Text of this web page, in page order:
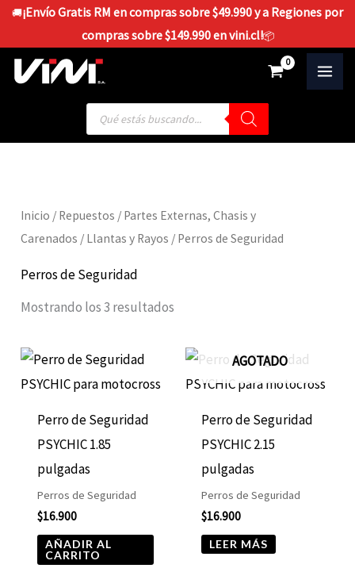
contenido
🚚¡Envío Gratis RM en compras sobre $49.990 y a Regiones por
compras sobre $149.990 en vini.cl!📦
Búsqueda
productos
Inicio / Repuestos / Partes Externas, Chasis y
Carenados / Llantas y Rayos / Perros de Seguridad
Perros de Seguridad
Mostrando los 3 resultados
Perro de Seguridad
PSYCHIC 1.85
pulgadas
Perros de Seguridad
$16.900
AÑADIR AL
CARRITO
AGOTADO
Perro de Seguridad
PSYCHIC 2.15
pulgadas
Perros de Seguridad
$16.900
LEER MÁS